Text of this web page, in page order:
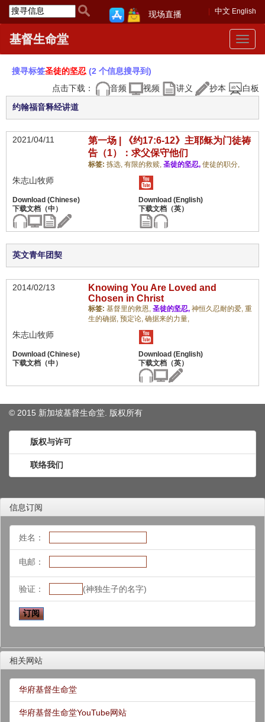
中文 English
现场直播
Toggle
基督生命堂
搜寻标签圣徒的坚忍 (2 个信息搜寻到)
点击下载：
音频 视频 讲义 抄本 白板
约翰福音释经讲道
2021/04/11
第一场 | 《约17:6-12》主耶稣为门徒祷
告（1）：求父保守他们
标签: 拣选, 有限的救赎, 圣徒的坚忍, 使徒的职分,
朱志山牧师
英文青年团契
2014/02/13
Knowing You Are Loved and
Chosen in Christ
标签: 基督里的救恩, 圣徒的坚忍, 神恒久忍耐的爱, 重
生的确据, 预定论, 确据来的力量,
朱志山牧师
© 2015 新加坡基督生命堂. 版权所有
版权与许可
联络我们
信息订阅
姓名：
电邮：
验证： (神独生子的名字)
相关网站
华府基督生命堂
华府基督生命堂YouTube网站